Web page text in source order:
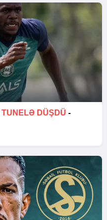
TUNELƏ DÜŞDÜ -